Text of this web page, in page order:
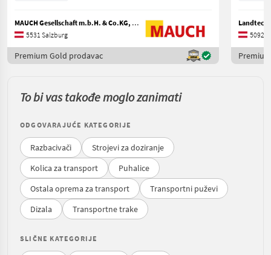
MAUCH Gesellschaft m.b.H. & Co.KG, Eben
5531 Salzburg
Premium Gold prodavac
5092
To bi vas takođe moglo zanimati
ODGOVARAJUĆE KATEGORIJE
Razbacivači
Strojevi za doziranje
Kolica za transport
Puhalice
Ostala oprema za transport
Transportni puževi
Dizala
Transportne trake
SLIČNE KATEGORIJE